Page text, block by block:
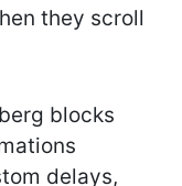
they scroll
blocks
delays,